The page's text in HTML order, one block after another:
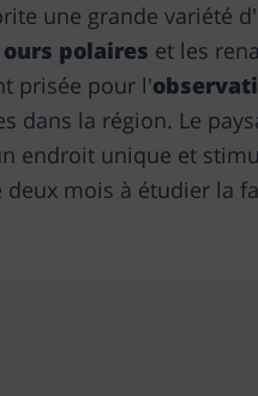
une grande variété
ours polaires et les
prisée pour l'
dans la région. Le
endroit unique et
deux mois à étudier la